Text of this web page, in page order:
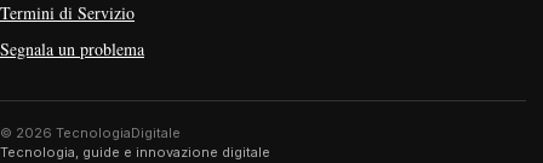
Termini di Servizio
Segnala un problema
© 2026 TecnologiaDigitale
Tecnologia, guide e innovazione digitale